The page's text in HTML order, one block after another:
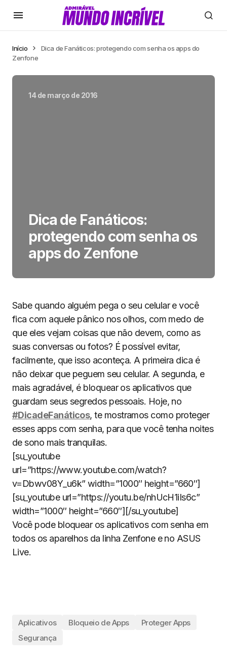
Início
Dica de Fanáticos: protegendo com senha os apps do
Zenfone
14 de março de 2016
Dica de Fanáticos:
protegendo com senha os
apps do Zenfone
Sabe quando alguém pega o seu celular e você
fica com aquele pânico nos olhos, com medo de
que eles vejam coisas que não devem, como as
suas conversas ou fotos? É possível evitar,
facilmente, que isso aconteça. A primeira dica é
não deixar que peguem seu celular. A segunda, e
mais agradável, é bloquear os aplicativos que
guardam seus segredos pessoais. Hoje, no
#DicadeFanáticos, te mostramos como proteger
esses apps com senha, para que você tenha noites
de sono mais tranquilas.
[su_youtube
url=”https://www.youtube.com/watch?
v=Dbwv08Y_u6k” width=”1000″ height=”660″]
[su_youtube url=”https://youtu.be/nhUcH1iIs6c”
width=”1000″ height=”660″][/su_youtube]
Você pode bloquear os aplicativos com senha em
todos os aparelhos da linha Zenfone e no ASUS
Live.
Aplicativos Bloqueio de Apps
Proteger Apps
Segurança